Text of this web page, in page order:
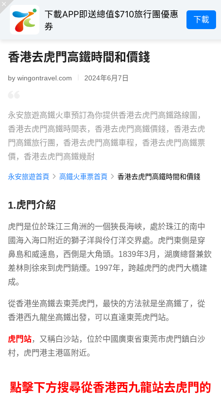
下載APP即送總值$710旅行團優惠
券
下載
香港去虎門高鐵時間和價錢
by wingontravel.com 2024年6月7日
永安旅遊高鐵火車預訂為你提供香港去虎門高鐵路線圖，
香港去虎門高鐵時間表，香港去虎門高鐵價錢，香港去虎
門高鐵旅行團，香港去虎門高鐵車程，香港去虎門高鐵票
價，香港去虎門高鐵幾耐
永安旅遊首頁 高鐵火車票首頁 香港去虎門高鐵時間和價錢
1.虎門介紹
虎門是位於珠江三角洲的一個狹長海峽，處於珠江的南中
國海入海口附近的獅子洋與伶仃洋交界處。虎門東側是穿
鼻島和威遠島，西側是大角頭。1839年3月，湖廣總督兼欽
差林則徐來到虎門銷煙。1997年，跨越虎門的虎門大橋建
成。
從香港坐高鐵去東莞虎門，最快的方法就是坐高鐵了，從
香港西九龍坐高鐵出發，可以直達東莞虎門站。
虎門站，又稱白沙站，位於中國廣東省東莞市虎門鎮白沙
村，虎門港主港區附近。
點擊下方搜尋從香港西九龍站去虎門的